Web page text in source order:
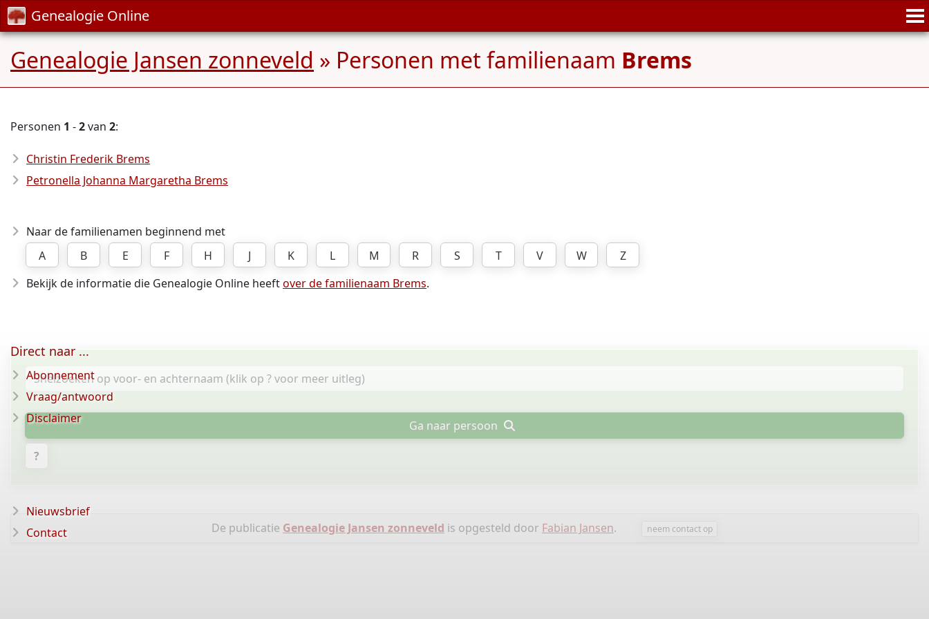
Genealogie Online
Genealogie Jansen zonneveld » Personen met familienaam Brems
Personen 1 -2van 2:
Christin Frederik Brems
Petronella Johanna Margaretha Brems
Naar de familienamen beginnend met
A
B E F H J K L M R S T V W
Z
Bekijk de informatie die Genealogie Online heeftover de familienaam Brems.
Ga naar persoon
?
De publicatie Genealogie Jansen zonneveld is opgesteld door Fabian Jansen. neem contact op
Direct naar ...
Abonnement
Vraag/antwoord
Disclaimer
Nieuwsbrief
Contact